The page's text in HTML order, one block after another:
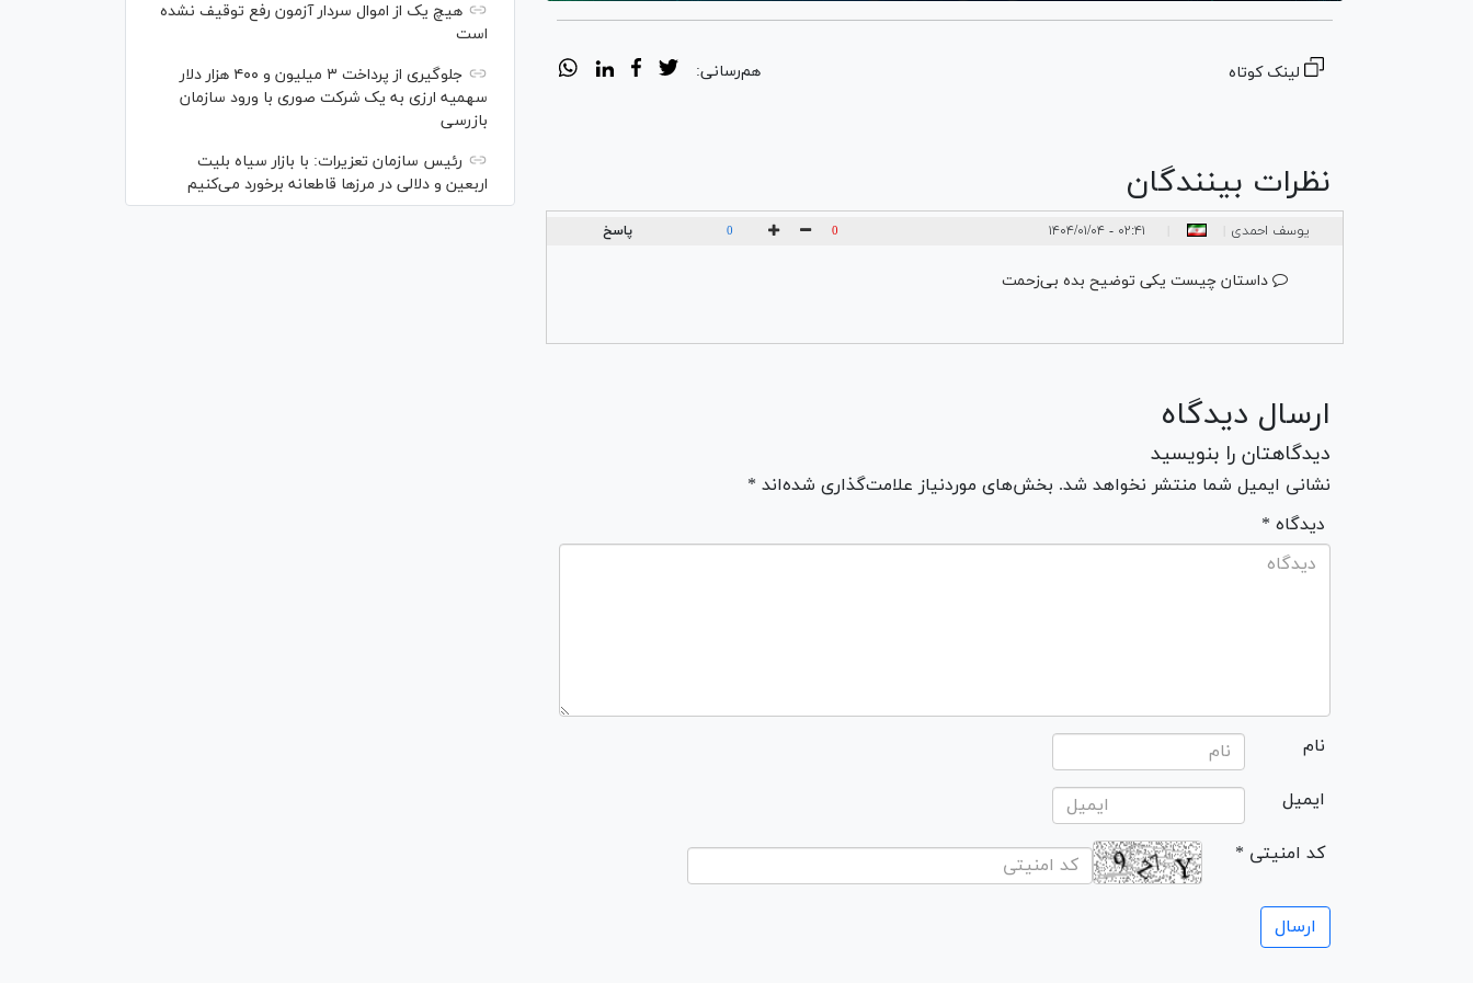
لینک کوتاه هم‌رسانی:
نظرات بینندگان
یوسف احمدی ۰۲:۴۱ - ۱۴۰۴/۰۱/۰۴ 0
0 پاسخ
داستان چیست یکی توضیح بده بی‌زحمت
ارسال دیدگاه
دیدگاهتان را بنویسید
نشانی ایمیل شما منتشر نخواهد شد. بخش‌های موردنیاز علامت‌گذاری شده‌اند *
* دیدگاه
نام
ایمیل
* کد امنیتی
هیچ یک از اموال سردار آزمون رفع توقیف نشده
است
جلوگیری از پرداخت ۳ میلیون و ۴۰۰ هزار دلار
سهمیه ارزی به یک شرکت صوری با ورود سازمان
بازرسی
رئیس سازمان تعزیرات: با بازار سیاه بلیت
اربعین و دلالی در مرز‌ها قاطعانه برخورد می‌کنیم